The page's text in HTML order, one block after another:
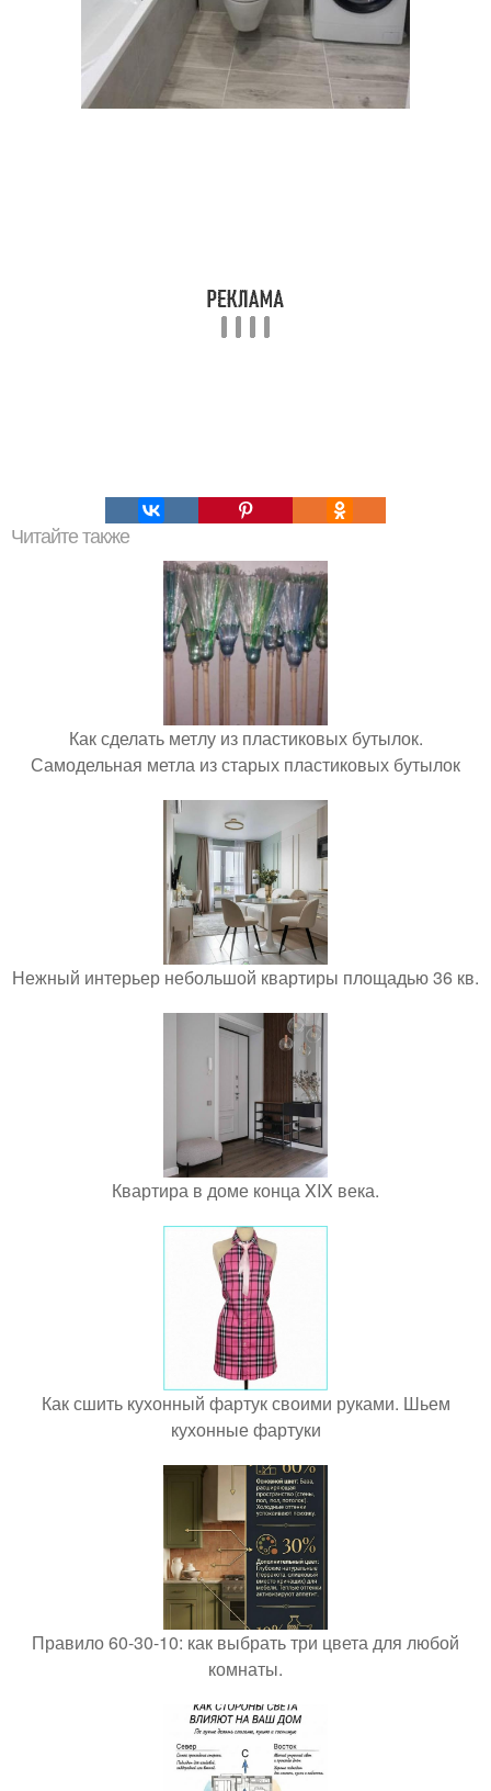
Читайте также
Как сделать метлу из пластиковых бутылок.
Самодельная метла из старых пластиковых бутылок
Нежный интерьер небольшой квартиры площадью 36 кв.
Квартира в доме конца XIX века.
Как сшить кухонный фартук своими руками. Шьем
кухонные фартуки
Правило 60-30-10: как выбрать три цвета для любой
комнаты.